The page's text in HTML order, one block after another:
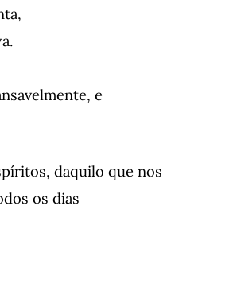
e
daquilo que nos
os dias